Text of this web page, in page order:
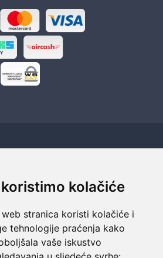
kolačiće
web stranica koristi kolačiće i
tehnologije praćenja kako
vaše iskustvo
dostava
kod vas
novaca
Roba za novac
na raspolaganju